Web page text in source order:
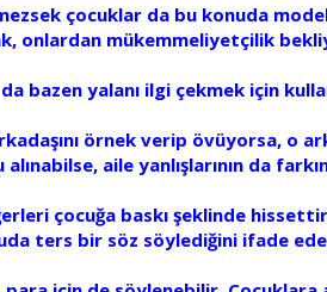
çocuklar da bu konuda
onlardan mükemmeliyetçilik
bazen yalanı ilgi çekmek için
örnek verip övüyorsa, o
alınabilse, aile yanlışlarının da
çocuğa baskı şeklinde
ters bir söz söylediğini ifade